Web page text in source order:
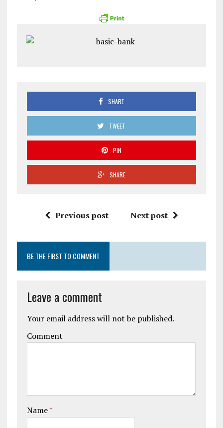
SHARE
TWEET
PIN
SHARE
Previous post Next post
BE THE FIRST TO COMMENT
Leave a comment
Your email address will not be published.
Comment
Name*